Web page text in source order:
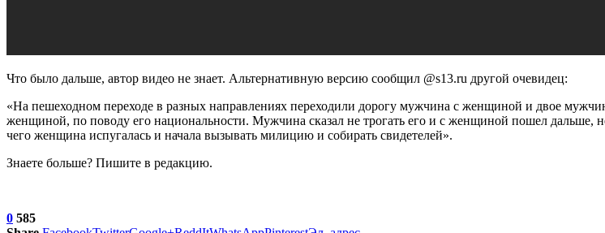
Что было дальше, автор видео не знает. Альтернативную версию сообщил @s13.ru другой очевидец:
«На пешеходном переходе в разных направлениях переходили дорогу мужчина с женщиной и двое
женщиной, по поводу его национальности. Мужчина сказал не трогать его и с женщиной пошел дальше,
чего женщина испугалась и начала вызывать милицию и собирать свидетелей».
Знаете больше? Пишите в редакцию.
0 585